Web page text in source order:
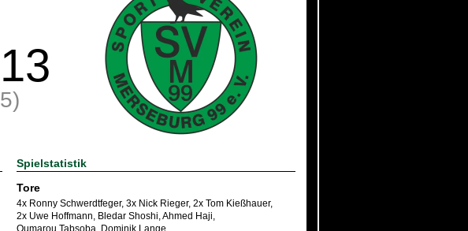
13
5)
Spielstatistik
Tore
4x Ronny Schwerdtfeger, 3x Nick Rieger, 2x Tom Kießhauer,
2x Uwe Hoffmann Bledar Shoshi Ahmed Haji
Oumarou Tabsoba Dominik Lange